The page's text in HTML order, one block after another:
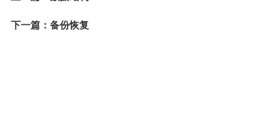
下一篇：备份恢复